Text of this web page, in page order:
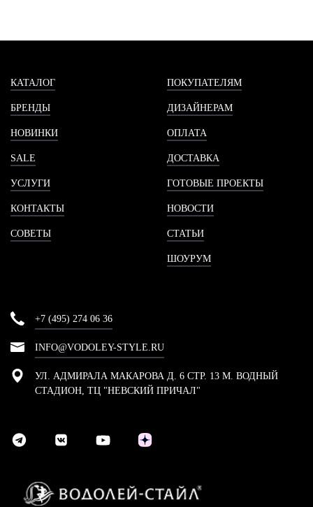
КАТАЛОГ
БРЕНДЫ
НОВИНКИ
SALE
УСЛУГИ
КОНТАКТЫ
СОВЕТЫ
ПОКУПАТЕЛЯМ
ДИЗАЙНЕРАМ
ОПЛАТА
ДОСТАВКА
ГОТОВЫЕ ПРОЕКТЫ
НОВОСТИ
СТАТЬИ
ШОУРУМ
+7 (495) 274 06 36
INFO@VODOLEY-STYLE.RU
УЛ. АДМИРАЛА МАКАРОВА Д. 6 СТР. 13 М. ВОДНЫЙ
СТАДИОН, ТЦ "НЕВСКИЙ ПРИЧАЛ"